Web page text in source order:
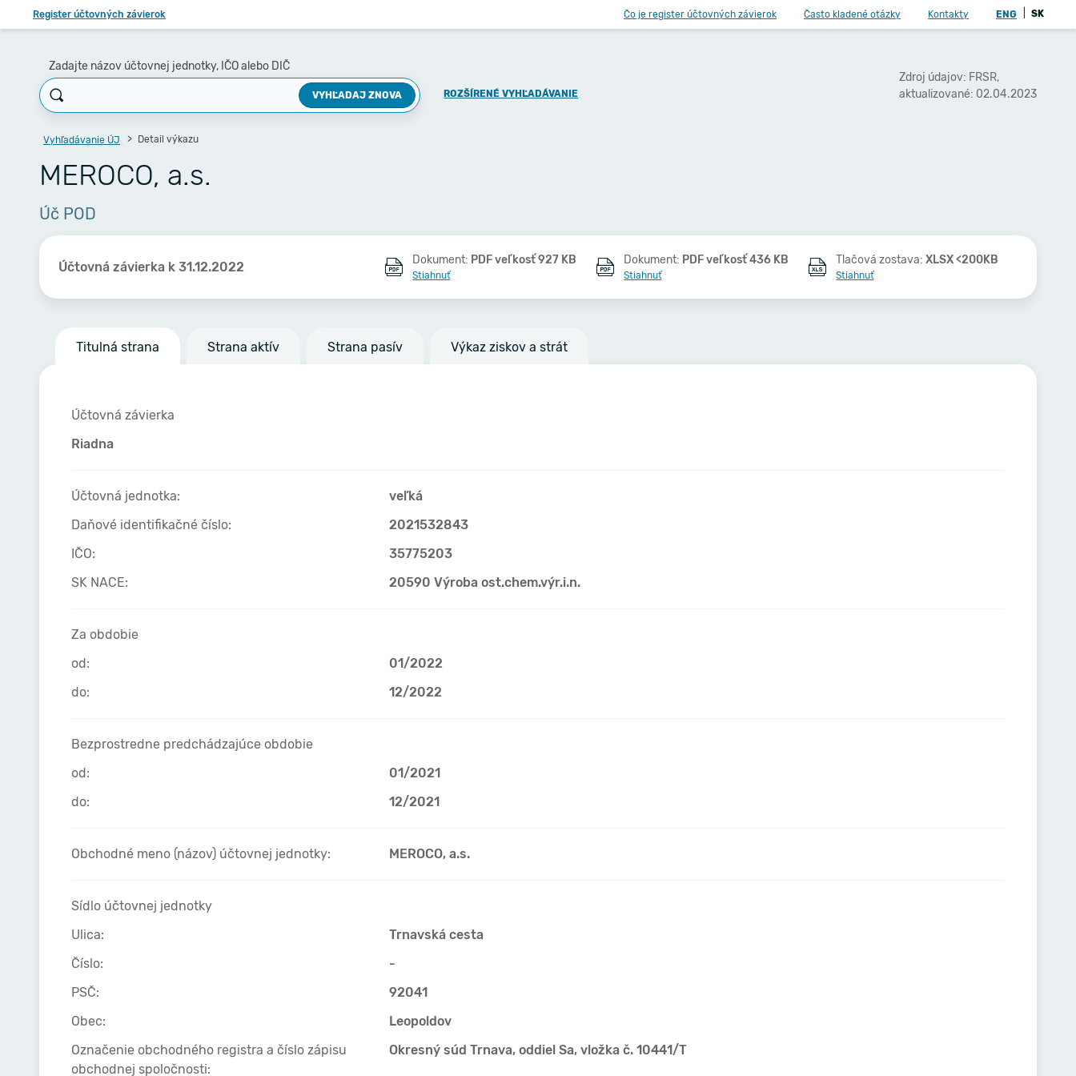
Register účtovných závierok Čo je register účtovných závierok Často kladené otázky Kontakty ENG SK
Zadajte názov účtovnej jednotky, IČO alebo DIČ
VYHĽADAJ ZNOVA ROZŠÍRENÉ VYHĽADÁVANIE
Zdroj údajov: FRSR,
aktualizované: 02.04.2023
Vyhľadávanie ÚJ Detail výkazu
MEROCO, a.s.
Úč POD
Účtovná závierka k 31.12.2022 Dokument: PDF veľkosť 927 KB
Stiahnuť
Dokument: PDF veľkosť 436 KB
Stiahnuť
Tlačová zostava:XLSX <200KB
Stiahnuť
Titulná strana Strana aktív Strana pasív Výkaz ziskov a strát
Účtovná závierka
Riadna
Účtovná jednotka:
veľká
Daňové identifikačné číslo:
2021532843
IČO:
35775203
SK NACE:
20590 Výroba ost.chem.výr.i.n.
Za obdobie
od:
01/2022
do:
12/2022
Bezprostredne predchádzajúce obdobie
od:
01/2021
do:
12/2021
Obchodné meno (názov) účtovnej jednotky: MEROCO, a.s.
Sídlo účtovnej jednotky
Ulica:
Trnavská cesta
Číslo:
-
PSČ:
92041
Obec:
Leopoldov
Označenie obchodného registra a číslo zápisu
obchodnej spoločnosti:
Okresný súd Trnava, oddiel Sa, vložka č. 10441/T